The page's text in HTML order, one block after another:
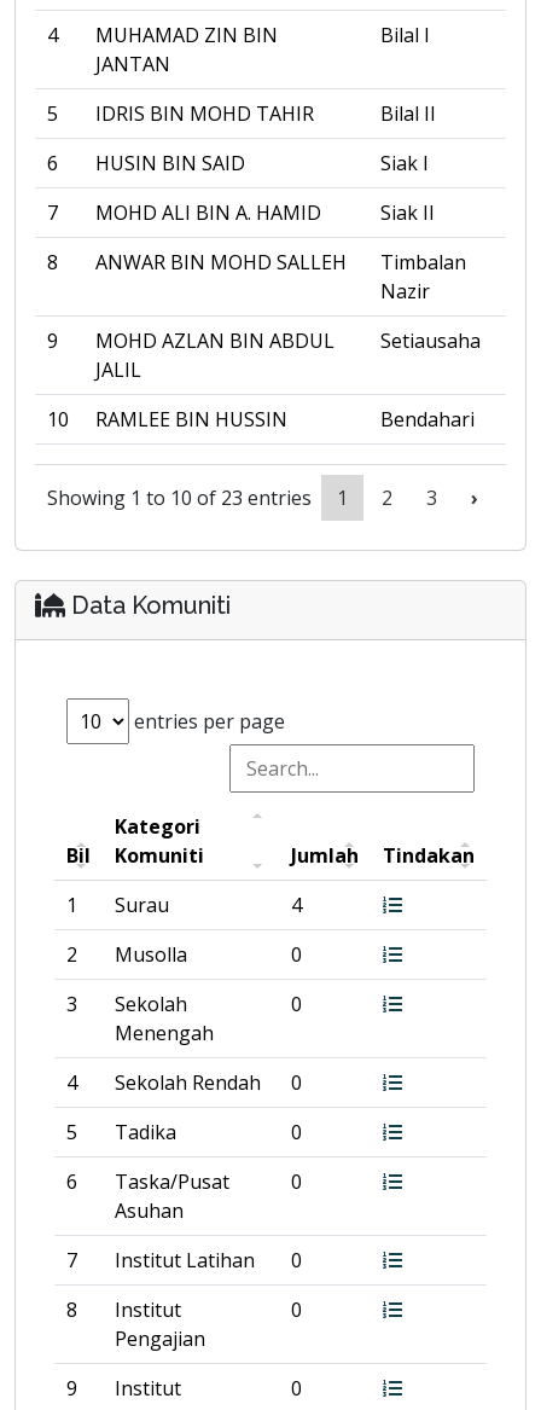
4
MUHAMAD ZIN BIN
JANTAN
Bilal I
5 IDRIS BIN MOHD TAHIR
Bilal II
6
HUSIN BIN SAID
Siak I
7
MOHD ALI BIN A. HAMID
Siak II
8
ANWAR BIN MOHD SALLEH
Timbalan
Nazir
9
MOHD AZLAN BIN ABDUL
JALIL
Setiausaha
10 RAMLEE BIN HUSSIN Bendahari
Showing 1 to 10 of 23 entries 1 2 3 ›
Data Komuniti
entries per page
Bil
Kategori
Komuniti
Jumlah
Tindakan
1
Surau
4
2
Musolla
0
3
Sekolah
Menengah
0
4 Sekolah Rendah
0
5
Tadika
0
6
Taska/Pusat
Asuhan
0
7 Institut Latihan
0
8
Institut
Pengajian
0
9
Institut
0